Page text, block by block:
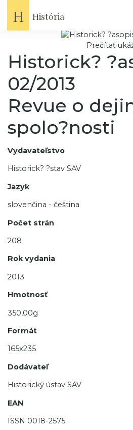
H História
Domov
Prečítať
Historick?
02/2013
Revue o
spolo?nosti
Vydavateľstvo
Historick? ?stav SAV
Jazyk
slovenčina - čeština
Počet strán
208
Rok vydania
2013
Hmotnosť
350,00g
Formát
165x235
Dodávateľ
Historický ústav SAV
EAN
ISSN 0018-2575